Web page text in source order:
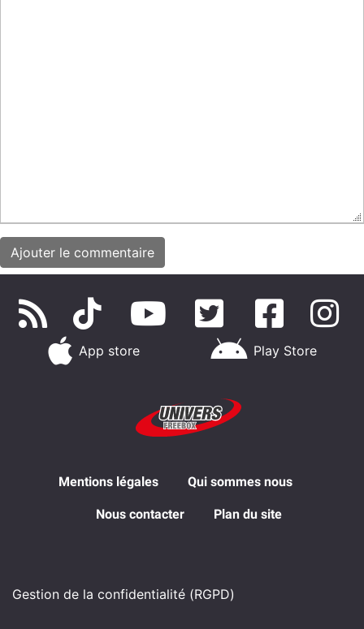
App store Play Store
Mentions légales Qui sommes nous
Nous contacter Plan du site
Gestion de la confidentialité (RGPD)